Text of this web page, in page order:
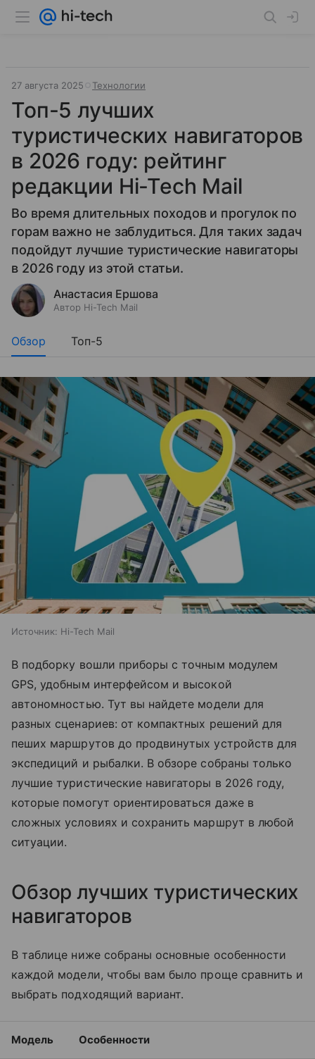
27 августа 2025 Технологии
Топ-5 лучших
туристических навигаторов
в 2026 году: рейтинг
редакции Hi-Tech Mail
Во время длительных походов и прогулок по
горам важно не заблудиться. Для таких задач
подойдут лучшие туристические навигаторы
в 2026 году из этой статьи.
Анастасия Ершова
Автор Hi-Tech Mail
Обзор Топ-5
Источник: Hi-Tech Mail
В подборку вошли приборы с точным модулем
GPS, удобным интерфейсом и высокой
автономностью. Тут вы найдете модели для
разных сценариев: от компактных решений для
пеших маршрутов до продвинутых устройств для
экспедиций и рыбалки. В обзоре собраны только
лучшие туристические навигаторы в 2026 году,
которые помогут ориентироваться даже в
сложных условиях и сохранить маршрут в любой
ситуации.
Обзор лучших туристических
навигаторов
В таблице ниже собраны основные особенности
каждой модели, чтобы вам было проще сравнить и
выбрать подходящий вариант.
Модель Особенности